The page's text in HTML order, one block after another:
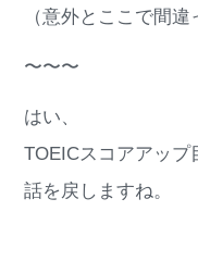
（意外とここで間
〜〜〜
はい、
TOEICスコアアップ
話を戻しますね。